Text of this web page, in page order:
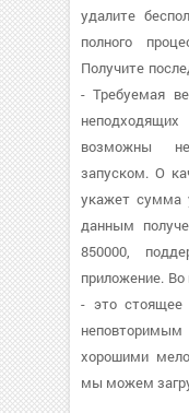
удалите
полного
Получите
- Требуемая
возможны
запуском. О
укажет сумма
данным
850000,
приложение. Во
- это стоящее
хорошими
мы можем